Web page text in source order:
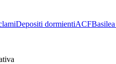
Depositi dormientiACF